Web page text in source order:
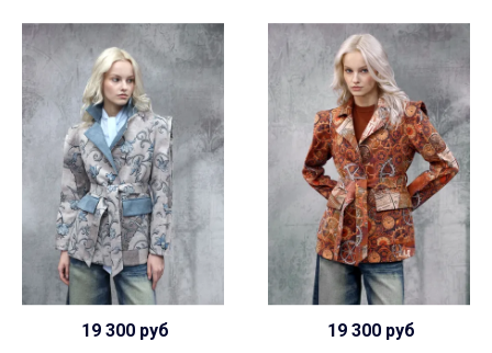
19 300 руб 19 300 руб